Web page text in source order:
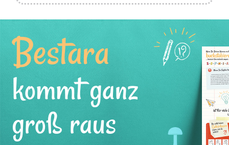
Bestara
kommt ganz
groß raus